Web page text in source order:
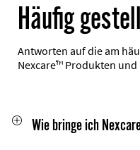
Häufig
Antworten auf die am
Nexcare™ Produkten
Wie bringe ich